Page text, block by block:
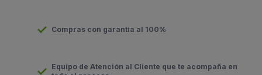
Compras con garantía al 100%
Equipo de Atención al Cliente que te acompaña en